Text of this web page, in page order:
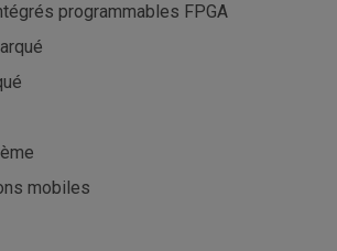
programmables FPGA
mobiles